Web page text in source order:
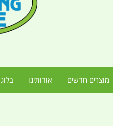
מוצרים חדשים אודותינו בלוג